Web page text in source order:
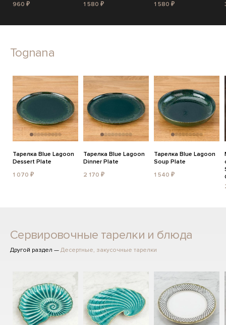
960 ₽
1 580 ₽
1 580 ₽
Tognana
Тарелка Blue Lagoon
Dessert Plate
1 070 ₽
Тарелка Blue Lagoon
Dinner Plate
2 170 ₽
Тарелка Blue Lagoon
Soup Plate
1 540 ₽
Сервировочные тарелки и блюда
Другой раздел — Десертные, закусочные тарелки